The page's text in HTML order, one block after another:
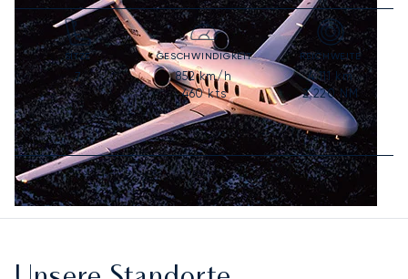
SITZE
7
GESCHWINDIGKEIT
852km/h
460kts
REICHWEITE
4.111 km
2.220NM